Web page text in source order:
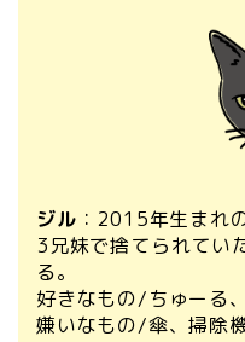
ジル ：2015年生まれ
3兄妹で捨てられてい
る。
好きなもの/ちゅーる
嫌いなもの/傘、掃除